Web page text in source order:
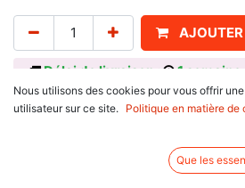
Délai de livraison : 1 semaine
Essieu avant et arrière, avec pour référence
Nous utilisons des cookies pour vous offrir
utilisateur sur ce site.
Politique en matière de
Que les